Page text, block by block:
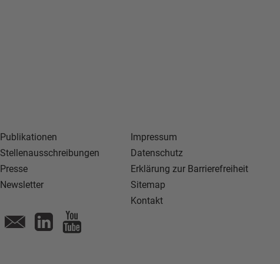
Publikationen
Stellenausschreibungen
Presse
Newsletter
Impressum
Datenschutz
Erklärung zur Barrierefreiheit
Sitemap
Kontakt